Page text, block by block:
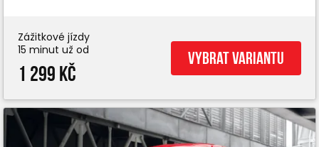
Zážitkové jízdy
15 minut už od
1 299 Kč
Vybrat variantu